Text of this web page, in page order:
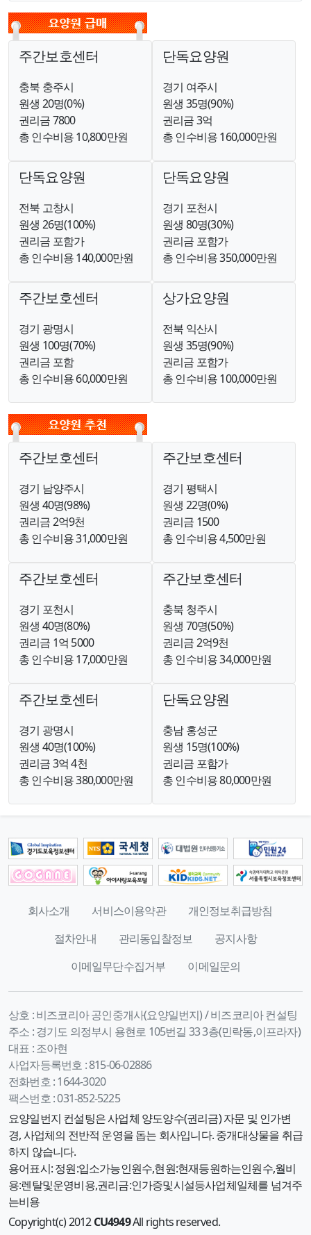
주간보호센터
충북 충주시
원생 20명(0%)
권리금 7800
총 인수비용 10,800만원
단독요양원
경기 여주시
원생 35명(90%)
권리금 3억
총 인수비용 160,000만원
단독요양원
전북 고창시
원생 26명(100%)
권리금 포함가
총 인수비용 140,000만원
단독요양원
경기 포천시
원생 80명(30%)
권리금 포함가
총 인수비용 350,000만원
주간보호센터
경기 광명시
원생 100명(70%)
권리금 포함
총 인수비용 60,000만원
상가요양원
전북 익산시
원생 35명(90%)
권리금 포함가
총 인수비용 100,000만원
주간보호센터
경기 남양주시
원생 40명(98%)
권리금 2억9천
총 인수비용 31,000만원
주간보호센터
경기 평택시
원생 22명(0%)
권리금 1500
총 인수비용 4,500만원
주간보호센터
경기 포천시
원생 40명(80%)
권리금 1억 5000
총 인수비용 17,000만원
주간보호센터
충북 청주시
원생 70명(50%)
권리금 2억9천
총 인수비용 34,000만원
주간보호센터
경기 광명시
원생 40명(100%)
권리금 3억 4천
총 인수비용 380,000만원
단독요양원
충남 홍성군
원생 15명(100%)
권리금 포함가
총 인수비용 80,000만원
회사소개 서비스이용약관
개인정보취급방침
절차안내
관리동입찰정보
공지사항
이메일무단수집거부
이메일문의
상호 :비즈코리아 공인중개사(요양일번지) / 비즈코리아 컨설팅
주소 :경기도 의정부시 용현로 105번길 33 3층(민락동,이프라자)
대표 :조아현
사업자등록번호 :815-06-02886
전화번호 :1644-3020
팩스번호 :031-852-5225
요양일번지 컨설팅은 사업체 양도양수(권리금) 자문 및 인가변
경, 사업체의 전반적 운영을 돕는 회사입니다. 중개대상물을 취급
하지 않습니다.
용어표시: 정원:입소가능인원수,현원:현재등원하는인원수,월비
용:렌탈및운영비용,권리금:인가증및시설등사업체일체를 넘겨주
는비용
Copyright(c) 2012CU4949All rights reserved.